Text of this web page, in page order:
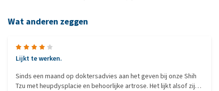
Wat anderen zeggen
Lijkt te werken.
Sinds een maand op doktersadvies aan het geven bij onze Shih
Tzu met heupdysplacie en behoorlijke artrose. Het lijkt alsof zij